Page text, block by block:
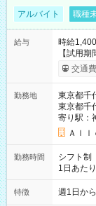
アルバイト 職種
給与
時給
【試用
給与は本
交通
勤務地
東京都千
東京都千
寄り駅：
Ａｌｌ
勤務時間
シフト制
1日あた
実働時間
能！ └平
特徴 週1日か